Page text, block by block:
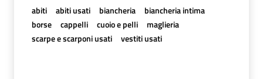
abiti abiti usati biancheria
biancheria intima
borse
cappelli cuoio e pelli
maglieria
scarpe e scarponi usati
vestiti usati